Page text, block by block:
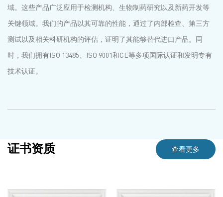
域。这些产品广泛应用于检测机构、生物制药研究以及新药开发等
关键领域。我们的产品以其可靠的性能，通过了内部检查、第三方
测试以及相关科研机构的评估，证明了其能够替代进口产品。同
时，我们拥有ISO 13485、ISO 9001和CE等多项国际认证和发明专有
技术认证。
证书资质 查看更多